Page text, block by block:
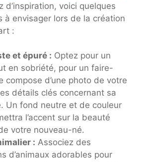
d’inspiration, voici quelques
à envisager lors de la création
:
et épuré : Optez pour un
en sobriété, pour un faire-
compose d’une photo de votre
détails clés concernant sa
Un fond neutre et de couleur
l’accent sur la beauté
votre nouveau-né.
: Associez des
d’animaux adorables pour